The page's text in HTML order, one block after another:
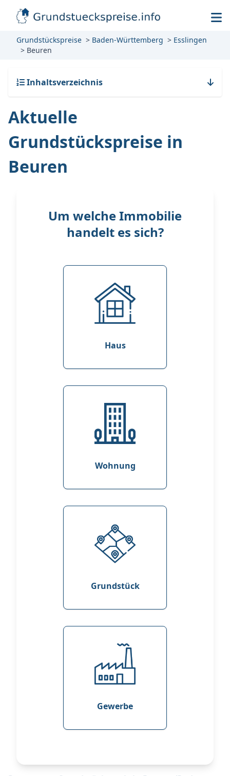
Grundstückspreise Baden-Württemberg
Esslingen
Beuren
Inhaltsverzeichnis
Aktuelle
Grundstückspreise in
Beuren
Um welche Immobilie
handelt es sich?
Haus
Wohnung
Grundstück
Gewerbe